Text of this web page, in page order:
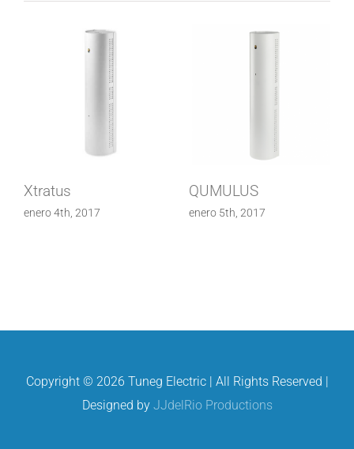
Xtratus
enero 4th, 2017
QUMULUS
enero 5th, 2017
Copyright © 2026 Tuneg Electric | All Rights Reserved |
Designed by JJdelRio Productions